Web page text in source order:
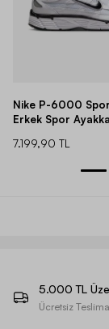
Nike P-6000
Erkek Spor
7.199,90 TL
5.000 TL
Ücretsiz